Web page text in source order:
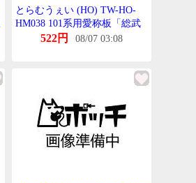
とらむうぇい (HO) TW-HO-
HM038 101系用愛称板「総武
房総西線快速さざなみ」2個入
522円 08/07 03:08